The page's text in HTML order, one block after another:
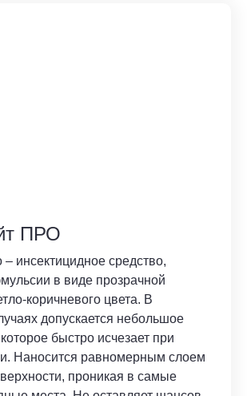
ПРО
инсектицидное средство,
в виде прозрачной
коричневого цвета. В
допускается небольшое
быстро исчезает при
Наносится равномерным слоем
проникая в самые